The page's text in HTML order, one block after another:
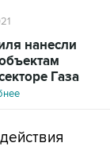
нанесли
Газа